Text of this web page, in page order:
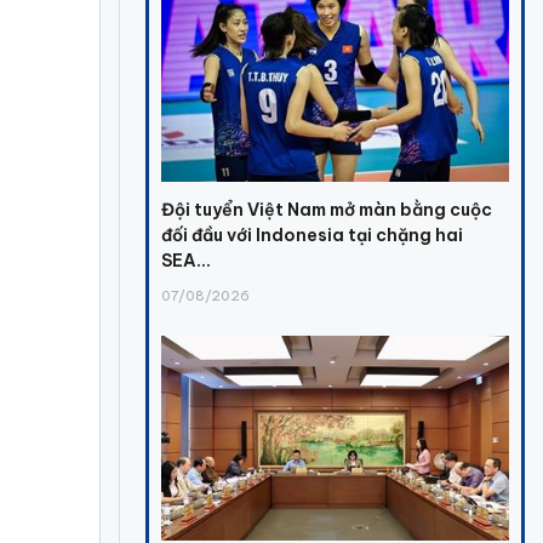
Đội tuyển Việt Nam mở màn bằng cuộc
đối đầu với Indonesia tại chặng hai
SEA...
07/08/2026